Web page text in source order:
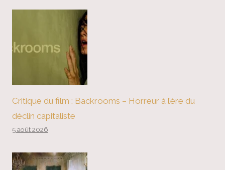
Critique du film : Backrooms – Horreur à l’ère du
déclin capitaliste
5 août 2026